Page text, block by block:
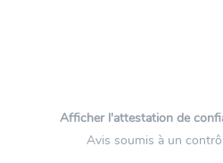
Afficher l'attestation de
Avis soumis à un